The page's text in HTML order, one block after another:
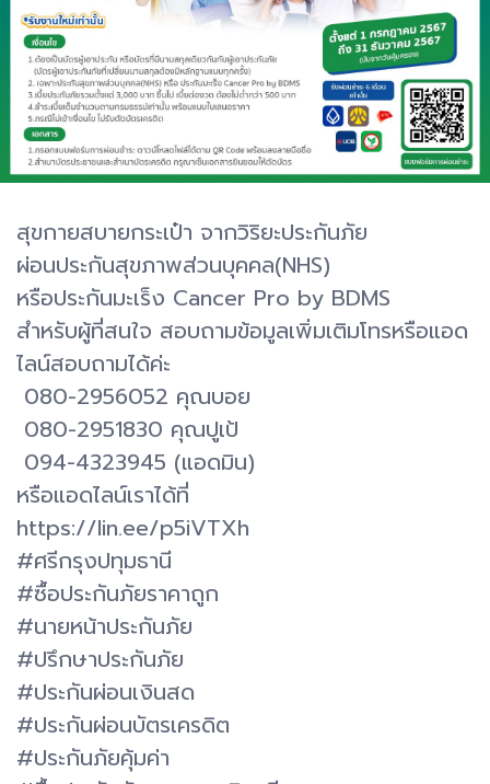
สุขกายสบายกระเป๋า จากวิริยะประกันภัย
ผ่อนประกันสุขภาพส่วนบุคคล(NHS)
หรือประกันมะเร็ง Cancer Pro by BDMS
สำหรับผู้ที่สนใจ สอบถามข้อมูลเพิ่มเติมโทรหรือแอด
ไลน์สอบถามได้ค่ะ
080-2956052 คุณบอย
080-2951830 คุณปูเป้
094-4323945 (แอดมิน)
หรือแอดไลน์เราได้ที่
https://lin.ee/p5iVTXh
#ศรีกรุงปทุมธานี
#ซื้อประกันภัยราคาถูก
#นายหน้าประกันภัย
#ปรึกษาประกันภัย
#ประกันผ่อนเงินสด
#ประกันผ่อนบัตรเครดิต
#ประกันภัยคุ้มค่า